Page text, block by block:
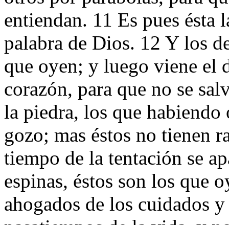
entiendan. 11 Es pues ésta
palabra de Dios. 12 Y los
que oyen; y luego viene el
corazón, para que no se
la piedra, los que
gozo; mas éstos no tienen
tiempo de la tentación se
espinas, éstos son los que
ahogados de los cuidados